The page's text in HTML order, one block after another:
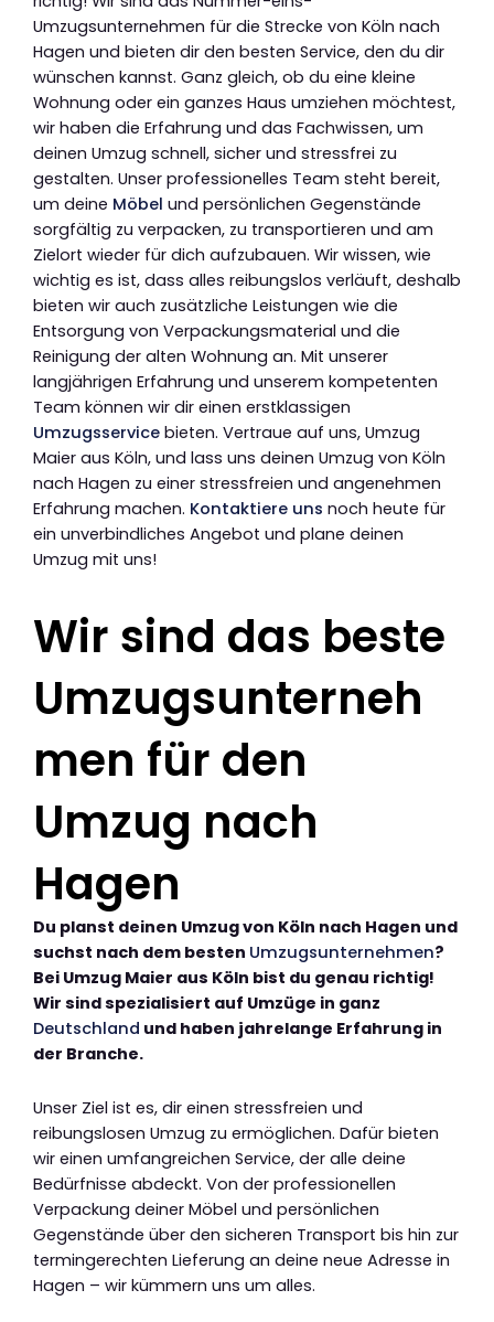
Umzugsunternehmen für die Strecke von Köln nach
Hagen und bieten dir den besten Service, den du dir
wünschen kannst. Ganz gleich, ob du eine kleine
Wohnung oder ein ganzes Haus umziehen möchtest,
wir haben die Erfahrung und das Fachwissen, um
deinen Umzug schnell, sicher und stressfrei zu
gestalten. Unser professionelles Team steht bereit,
um deine Möbel und persönlichen Gegenstände
sorgfältig zu verpacken, zu transportieren und am
Zielort wieder für dich aufzubauen. Wir wissen, wie
wichtig es ist, dass alles reibungslos verläuft, deshalb
bieten wir auch zusätzliche Leistungen wie die
Entsorgung von Verpackungsmaterial und die
Reinigung der alten Wohnung an. Mit unserer
langjährigen Erfahrung und unserem kompetenten
Team können wir dir einen erstklassigen
Umzugsservice bieten. Vertraue auf uns, Umzug
Maier aus Köln, und lass uns deinen Umzug von Köln
nach Hagen zu einer stressfreien und angenehmen
Erfahrung machen. Kontaktiere uns noch heute für
ein unverbindliches Angebot und plane deinen
Umzug mit uns!
Wir sind das beste
Umzugsunterneh
men für den
Umzug nach
Hagen
Du planst deinen Umzug von Köln nach Hagen und
suchst nach dem besten Umzugsunternehmen?
Bei Umzug Maier aus Köln bist du genau richtig!
Wir sind spezialisiert auf Umzüge in ganz
Deutschland und haben jahrelange Erfahrung in
der Branche.
Unser Ziel ist es, dir einen stressfreien und
reibungslosen Umzug zu ermöglichen. Dafür bieten
wir einen umfangreichen Service, der alle deine
Bedürfnisse abdeckt. Von der professionellen
Verpackung deiner Möbel und persönlichen
Gegenstände über den sicheren Transport bis hin zur
termingerechten Lieferung an deine neue Adresse in
Hagen – wir kümmern uns um alles.